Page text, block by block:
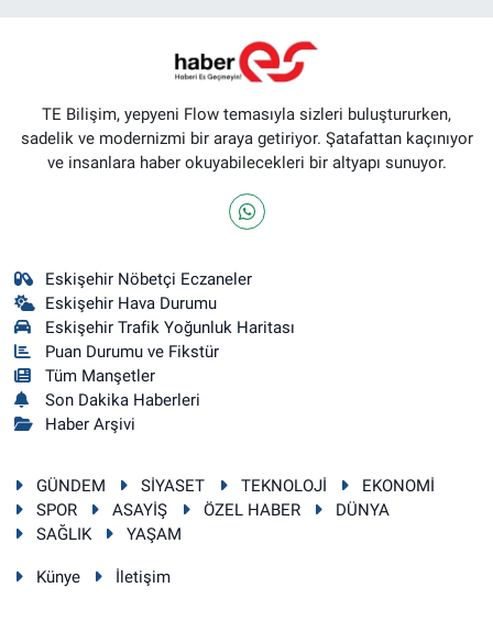
TE Bilişim, yepyeni Flow temasıyla sizleri buluştururken,
sadelik ve modernizmi bir araya getiriyor. Şatafattan kaçınıyor
ve insanlara haber okuyabilecekleri bir altyapı sunuyor.
Eskişehir Nöbetçi Eczaneler
Eskişehir Hava Durumu
Eskişehir Trafik Yoğunluk Haritası
Puan Durumu ve Fikstür
Tüm Manşetler
Son Dakika Haberleri
Haber Arşivi
GÜNDEM SİYASET TEKNOLOJİ
EKONOMİ
SPOR
ASAYİŞ ÖZEL HABER
DÜNYA
SAĞLIK
YAŞAM
Künye İletişim